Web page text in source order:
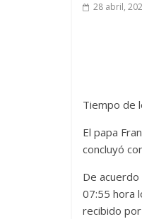
28 abril,
Tiempo de
El papa
concluyó
De
07:55 hora
recibido